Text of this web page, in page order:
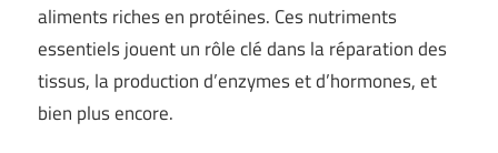
aliments riches en protéines. Ces nutriments
essentiels jouent un rôle clé dans la réparation des
tissus, la production d’enzymes et d’hormones, et
bien plus encore.